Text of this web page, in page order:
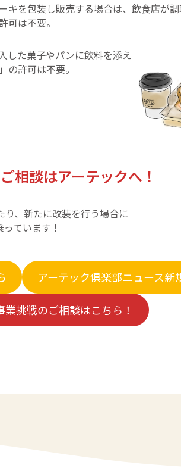
キを包装し販売する場合は、飲食店が
可は不要。
した菓子やパンに飲料を添え
の許可は不要。
相談はアーテックへ！
、新たに改装を行う場合に
ています！
アーテック俱楽部ニュース新
業挑戦のご相談はこちら！